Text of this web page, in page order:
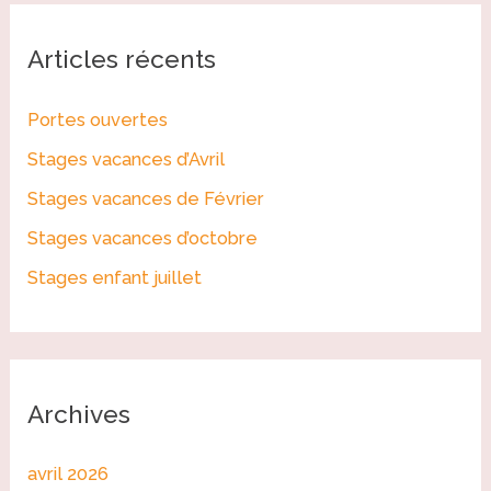
e
c
h
e
r
Articles récents
Portes ouvertes
Stages vacances d’Avril
Stages vacances de Février
Stages vacances d’octobre
Stages enfant juillet
Archives
avril 2026